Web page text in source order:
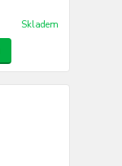
Skladem